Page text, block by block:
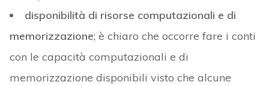
disponibilità di risorse computazionali e di
memorizzazione; è chiaro che occorre fare i conti
con le capacità computazionali e di
memorizzazione disponibili visto che alcune